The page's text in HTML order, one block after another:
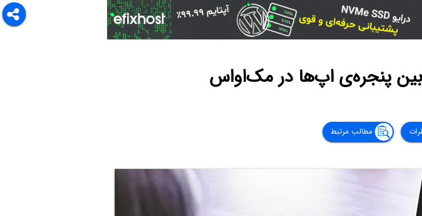
پنجره‌ی اپ‌ها در مک‌او‌اس
مطالب مرتبط